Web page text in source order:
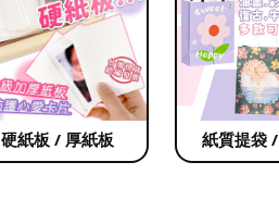
硬紙板 / 厚紙板 紙質提袋